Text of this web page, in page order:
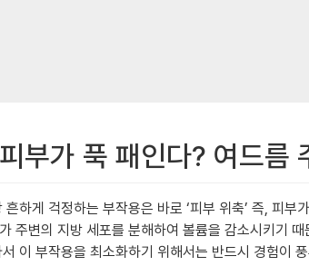
부가 푹 패인다? 여드름
하게 걱정하는 부작용은 바로 ‘피부 위축’ 즉, 피
주변의 지방 세포를 분해하여 볼륨을 감소시키기
이 부작용을 최소화하기 위해서는 반드시 경험이